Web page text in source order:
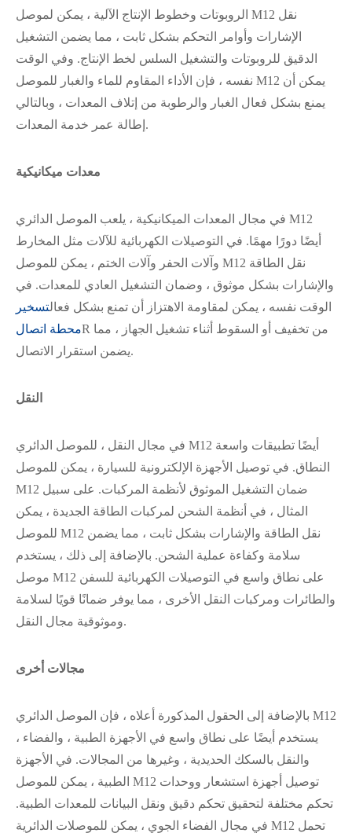
الروبوتات وخطوط الإنتاج الآلية ، يمكن لموصل M12 نقل
الإشارات وأوامر التحكم بشكل ثابت ، مما يضمن التشغيل
الدقيق للروبوتات والتشغيل السلس لخط الإنتاج. وفي الوقت
نفسه ، فإن الأداء المقاوم للماء والغبار للموصل M12 يمكن أن
يمنع بشكل فعال الغبار والرطوبة من إتلاف المعدات ، وبالتالي
إطالة عمر خدمة المعدات.
معدات ميكانيكية
في مجال المعدات الميكانيكية ، يلعب الموصل الدائري M12
أيضًا دورًا مهمًا. في التوصيلات الكهربائية للآلات مثل المخارط
وآلات الحفر وآلات الختم ، يمكن للموصل M12 نقل الطاقة
والإشارات بشكل موثوق ، وضمان التشغيل العادي للمعدات. في
الوقت نفسه ، يمكن لمقاومة الاهتزاز أن تمنع بشكل فعالتسخير
محطة اتصالR من تخفيف أو السقوط أثناء تشغيل الجهاز ، مما
يضمن استقرار الاتصال.
النقل
في مجال النقل ، للموصل الدائري M12 أيضًا تطبيقات واسعة
النطاق. في توصيل الأجهزة الإلكترونية للسيارة ، يمكن للموصل
M12 ضمان التشغيل الموثوق لأنظمة المركبات. على سبيل
المثال ، في أنظمة الشحن لمركبات الطاقة الجديدة ، يمكن
للموصل M12 نقل الطاقة والإشارات بشكل ثابت ، مما يضمن
سلامة وكفاءة عملية الشحن. بالإضافة إلى ذلك ، يستخدم
موصل M12 على نطاق واسع في التوصيلات الكهربائية للسفن
والطائرات ومركبات النقل الأخرى ، مما يوفر ضمانًا قويًا لسلامة
وموثوقية مجال النقل.
مجالات أخرى
بالإضافة إلى الحقول المذكورة أعلاه ، فإن الموصل الدائري M12
يستخدم أيضًا على نطاق واسع في الأجهزة الطبية ، والفضاء ،
والنقل بالسكك الحديدية ، وغيرها من المجالات. في الأجهزة
الطبية ، يمكن للموصل M12 توصيل أجهزة استشعار ووحدات
تحكم مختلفة لتحقيق تحكم دقيق ونقل البيانات للمعدات الطبية.
في مجال الفضاء الجوي ، يمكن للموصلات الدائرية M12 تحمل